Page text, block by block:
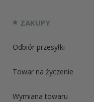
ZAKUPY
Odbiór przesyłki
Towar na życzenie
Wymiana towaru